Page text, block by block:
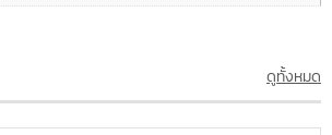
ดูทั้งหมด